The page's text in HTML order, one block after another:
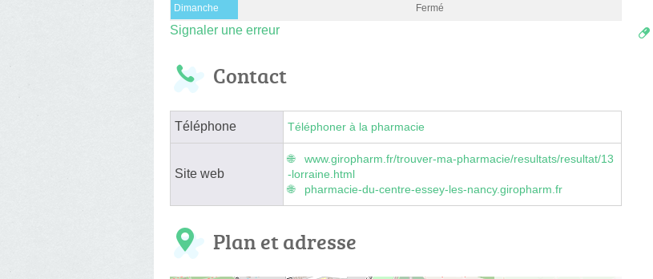
Dimanche Fermé
Signaler une erreur
Contact
Téléphone Téléphoner à la pharmacie
Site web
www.giropharm.fr/trouver-ma-pharmacie/resultats/resultat/13
-lorraine.html
pharmacie-du-centre-essey-les-nancy.giropharm.fr
Plan et adresse